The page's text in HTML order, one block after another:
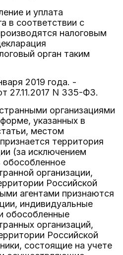
и уплата
в соответствии с
налоговым
орган таким
2019 года. -
27.11.2017 N 335-ФЗ.
организациями
указанных в
местом
территория
(за исключением
обособленное
организации,
Российской
агентами признаются
индивидуальные
обособленные
организаций,
Российской
состоящие на учете